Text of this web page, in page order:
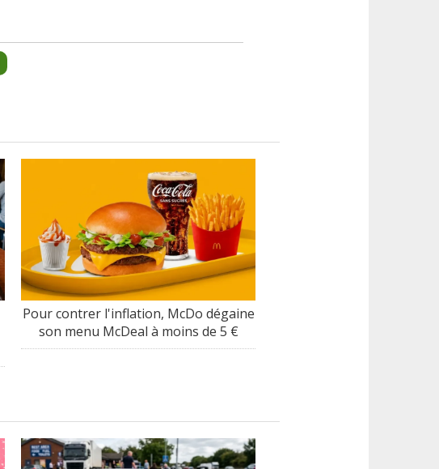
Pour contrer l'inflation, McDo dégaine
son menu McDeal à moins de 5 €